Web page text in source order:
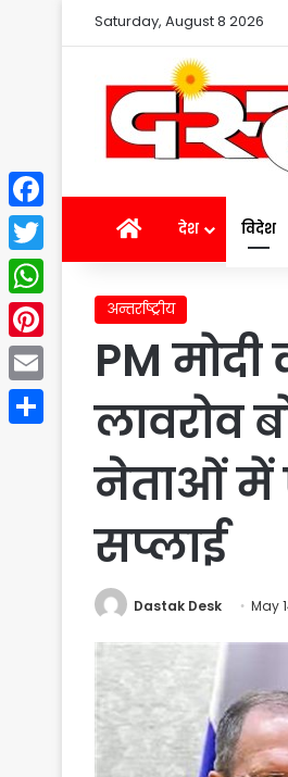
Saturday, August 8 2026
Homeदेश विदेश
अन्तर्राष्ट्रीय
PM
लावरोव
नेताओं में
सप्लाई
Dastak Desk May
Facebook
Twitter
WhatsApp
Pinterest
Email